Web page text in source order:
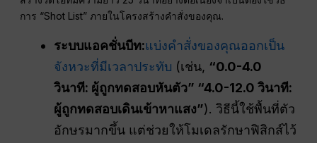
การ “Shot List” ภายในโครงสร้างคำสั่งของคุณ.
ระบบแอคชั่นบีท:แบ่งคำสั่งของคุณออกเป็น
จังหวะที่มีเวลาประทับ (เช่น, “0.0-4.0
วินาที: ผู้ถูกทดสอบหันตัว” “4.0-12.0 วินาที:
ผู้ถูกทดสอบเดินเข้าหาแสง”). วิธีนี้ใช้พื้นที่ตัว
อักษรมากขึ้น แต่ช่วยให้โมเดลรักษาฟิสิกส์ไว้